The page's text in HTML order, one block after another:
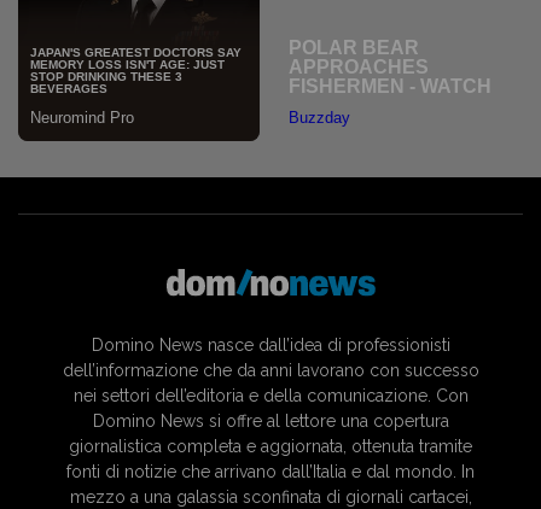
Domino News nasce dall’idea di professionisti
dell’informazione che da anni lavorano con successo
nei settori dell’editoria e della comunicazione. Con
Domino News si offre al lettore una copertura
giornalistica completa e aggiornata, ottenuta tramite
fonti di notizie che arrivano dall’Italia e dal mondo. In
mezzo a una galassia sconfinata di giornali cartacei,